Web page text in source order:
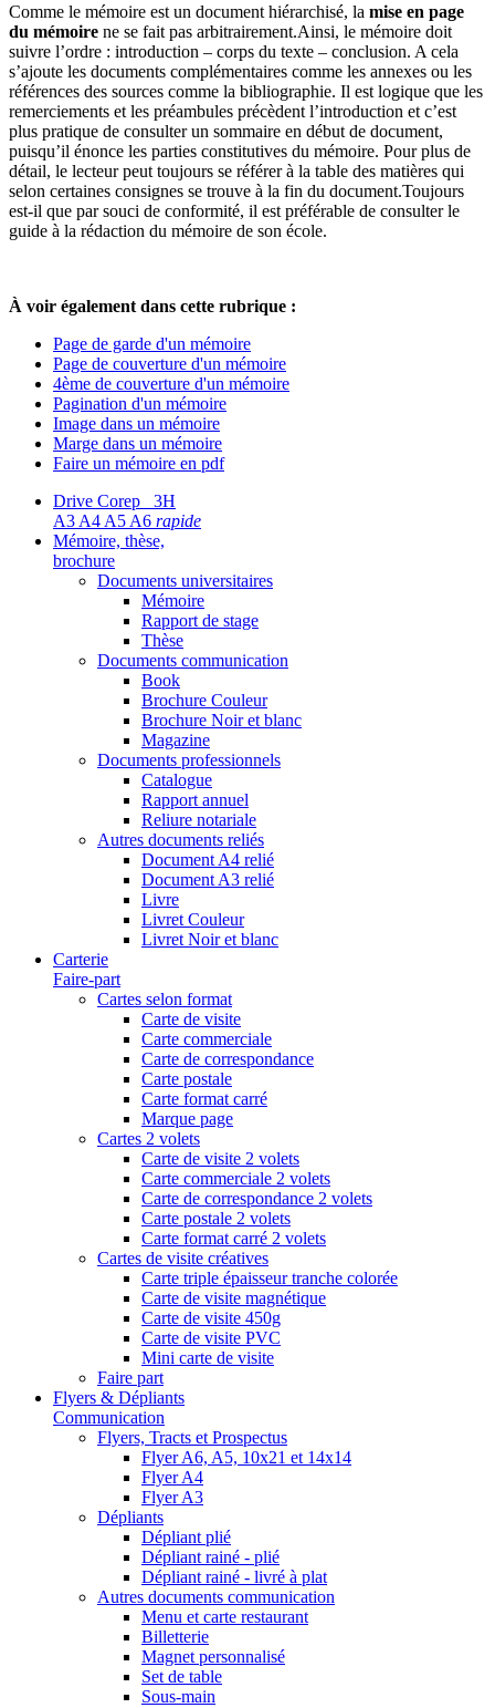
Comme le mémoire est un document hiérarchisé, la mise en page
du mémoire ne se fait pas arbitrairement.Ainsi, le mémoire doit
suivre l’ordre : introduction – corps du texte – conclusion. A cela
s’ajoute les documents complémentaires comme les annexes ou les
références des sources comme la bibliographie. Il est logique que les
remerciements et les préambules précèdent l’introduction et c’est
plus pratique de consulter un sommaire en début de document,
puisqu’il énonce les parties constitutives du mémoire. Pour plus de
détail, le lecteur peut toujours se référer à la table des matières qui
selon certaines consignes se trouve à la fin du document.Toujours
est-il que par souci de conformité, il est préférable de consulter le
guide à la rédaction du mémoire de son école.
À voir également dans cette rubrique :
Page de garde d'un mémoire
Page de couverture d'un mémoire
4ème de couverture d'un mémoire
Pagination d'un mémoire
Image dans un mémoire
Marge dans un mémoire
Faire un mémoire en pdf
Drive Corep 3H
A3 A4 A5 A6 rapide
Mémoire, thèse,
brochure
Documents universitaires
Mémoire
Rapport de stage
Thèse
Documents communication
Book
Brochure Couleur
Brochure Noir et blanc
Magazine
Documents professionnels
Catalogue
Rapport annuel
Reliure notariale
Autres documents reliés
Document A4 relié
Document A3 relié
Livre
Livret Couleur
Livret Noir et blanc
Carterie
Faire-part
Cartes selon format
Carte de visite
Carte commerciale
Carte de correspondance
Carte postale
Carte format carré
Marque page
Cartes 2 volets
Carte de visite 2 volets
Carte commerciale 2 volets
Carte de correspondance 2 volets
Carte postale 2 volets
Carte format carré 2 volets
Cartes de visite créatives
Carte triple épaisseur tranche colorée
Carte de visite magnétique
Carte de visite 450g
Carte de visite PVC
Mini carte de visite
Faire part
Flyers & Dépliants
Communication
Flyers, Tracts et Prospectus
Flyer A6, A5, 10x21 et 14x14
Flyer A4
Flyer A3
Dépliants
Dépliant plié
Dépliant rainé - plié
Dépliant rainé - livré à plat
Autres documents communication
Menu et carte restaurant
Billetterie
Magnet personnalisé
Set de table
Sous-main